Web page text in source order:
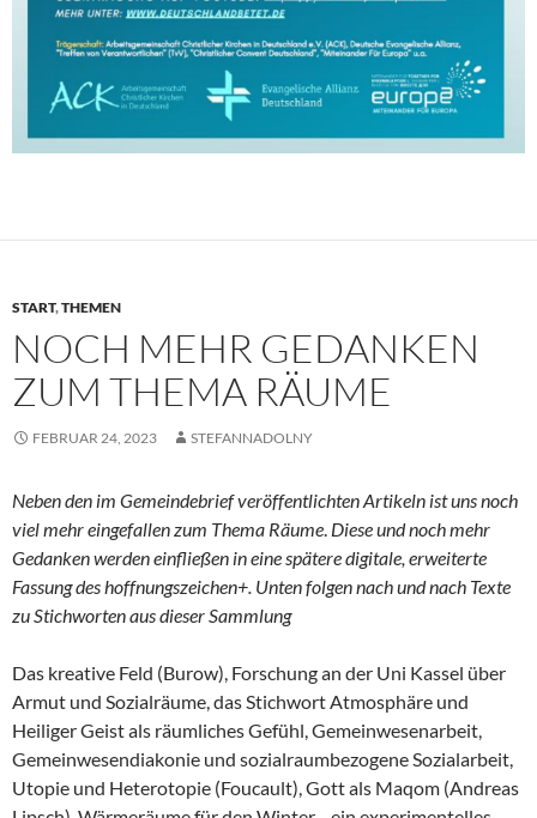
START,THEMEN
NOCH MEHR GEDANKEN
ZUM THEMA RÄUME
FEBRUAR 24, 2023 STEFANNADOLNY
Neben den im Gemeindebrief veröffentlichten Artikeln ist uns noch
viel mehr eingefallen zum Thema Räume. Diese und noch mehr
Gedanken werden einfließen in eine spätere digitale, erweiterte
Fassung des hoffnungszeichen+. Unten folgen nach und nach Texte
zu Stichworten aus dieser Sammlung
Das kreative Feld (Burow), Forschung an der Uni Kassel über
Armut und Sozialräume, das Stichwort Atmosphäre und
Heiliger Geist als räumliches Gefühl, Gemeinwesenarbeit,
Gemeinwesendiakonie und sozialraumbezogene Sozialarbeit,
Utopie und Heterotopie (Foucault), Gott als Maqom (Andreas